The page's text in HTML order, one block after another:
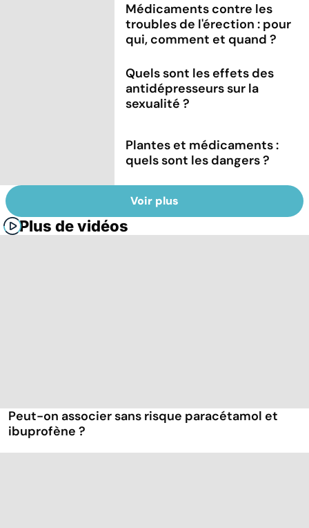
Médicaments contre les
troubles de l'érection : pour
qui, comment et quand ?
Quels sont les effets des
antidépresseurs sur la
sexualité ?
Plantes et médicaments :
quels sont les dangers ?
Voir plus
Plus de vidéos
Peut-on associer sans risque paracétamol et
ibuprofène ?